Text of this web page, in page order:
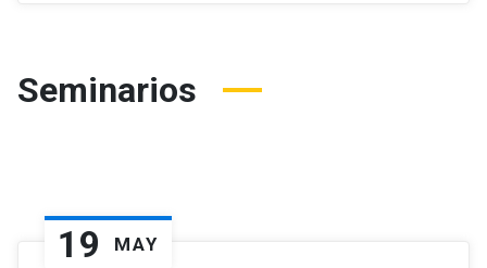
Seminarios
19 MAY